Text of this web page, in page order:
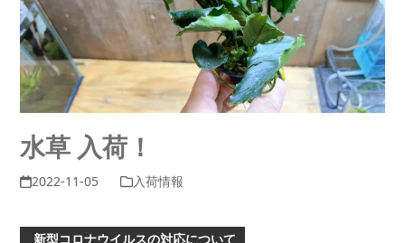
水草 入荷！
2022-11-05 入荷情報
新型コロナウイルスの対応について